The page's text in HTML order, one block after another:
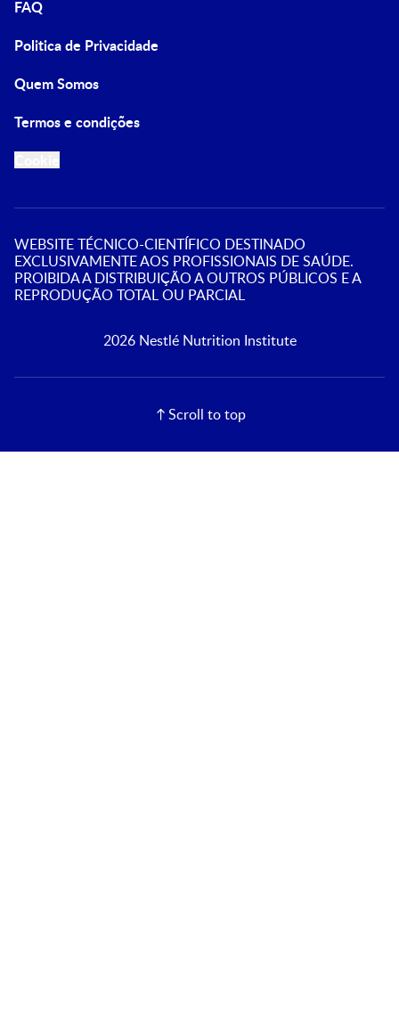
FAQ
Politica de Privacidade
Quem Somos
Termos e condições
WEBSITE TÉCNICO-CIENTÍFICO DESTINADO
EXCLUSIVAMENTE AOS PROFISSIONAIS DE SAÚDE.
PROIBIDA A DISTRIBUIÇÃO A OUTROS PÚBLICOS E A
REPRODUÇÃO TOTAL OU PARCIAL
2026 Nestlé Nutrition Institute
Scroll to top